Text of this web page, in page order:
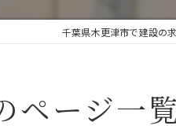
千葉県木更津市で建設の
ページ一覧